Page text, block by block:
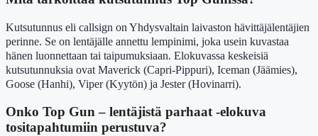
Kutsutunnus eli callsign on Yhdysvaltain laivaston hävittäjälentäjien
perinne. Se on lentäjälle annettu lempinimi, joka usein kuvastaa
hänen luonnettaan tai taipumuksiaan. Elokuvassa keskeisiä
kutsutunnuksia ovat Maverick (Capri-Pippuri), Iceman (Jäämies),
Goose (Hanhi), Viper (Kyytön) ja Jester (Hovinarri).
Onko Top Gun – lentäjistä parhaat -elokuva
tositapahtumiin perustuva?